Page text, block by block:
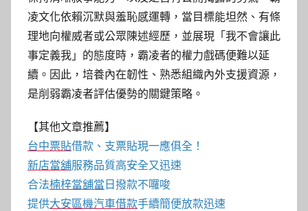
凌文化依賴沉默與羞恥感運轉，當目標能坦然、有條
理地向權威者或公眾陳述經歷，並展現「我不會讓此
事定義我」的態度時，霸凌者的權力戲碼便難以延
續。因此，培養內在韌性、熟悉組織內外支援資源，
是削弱霸凌者評估優勢的關鍵策略。
【其他文章推薦】
台中票貼借款、支票貼現一應俱全！
新店當舖服務品質高安全又迅速
合法楠梓當舖當 日撥款不囉唆
提供大安區機汽車借款手續簡便放款迅速